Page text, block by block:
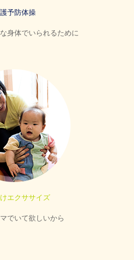
予防体操
身体でいられるために
エクササイズ
でいて欲しいから